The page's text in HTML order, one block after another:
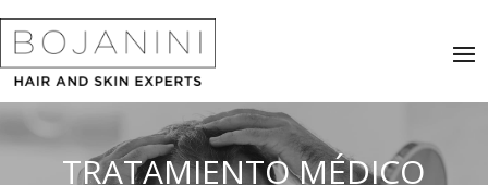
TRATAMIENTO MÉDICO